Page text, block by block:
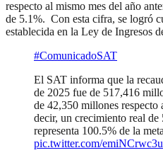
respecto al mismo mes del año
de 5.1%. Con esta cifra, se logró
establecida en la Ley de Ingresos
#ComunicadoSAT
El SAT informa que la
de 2025 fue de 517,416
de 42,350 millones respecto
decir, un crecimiento real
representa 100.5% de la
pic.twitter.com/emiNCrwc3u